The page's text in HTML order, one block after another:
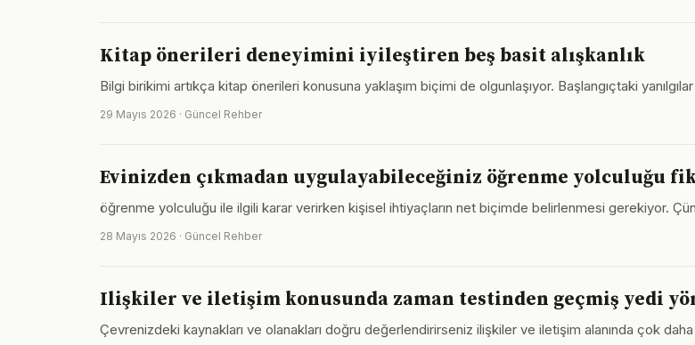
Kitap önerileri deneyimini iyileştiren beş basit alışkanlık
Bilgi birikimi artıkça kitap önerileri konusuna yaklaşım biçimi de olgunlaşıyor. Başlangıçtaki
29 Mayıs 2026 · Güncel Rehber
Evinizden çıkmadan uygulayabileceğiniz öğrenme yolculuğu
öğrenme yolculuğu ile ilgili karar verirken kişisel ihtiyaçların net biçimde belirlenmesi gerekiyor.
28 Mayıs 2026 · Güncel Rehber
Ilişkiler ve iletişim konusunda zaman testinden geçmiş yedi
Çevrenizdeki kaynakları ve olanakları doğru değerlendirirseniz ilişkiler ve iletişim alanında çok